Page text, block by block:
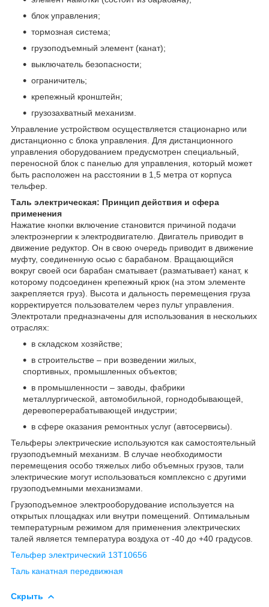
блок управления;
тормозная система;
грузоподъемный элемент (канат);
выключатель безопасности;
ограничитель;
крепежный кронштейн;
грузозахватный механизм.
Управление устройством осуществляется стационарно или
дистанционно с блока управления. Для дистанционного
управления оборудованием предусмотрен специальный,
переносной блок с панелью для управления, который может
быть расположен на расстоянии в 1,5 метра от корпуса
тельфер.
Таль электрическая: Принцип действия и сфера
применения
Нажатие кнопки включение становится причиной подачи
электроэнергии к электродвигателю. Двигатель приводит в
движение редуктор. Он в свою очередь приводит в движение
муфту, соединенную осью с барабаном. Вращающийся
вокруг своей оси барабан сматывает (разматывает) канат, к
которому подсоединен крепежный крюк (на этом элементе
закрепляется груз). Высота и дальность перемещения груза
корректируется пользователем через пульт управления.
Электротали предназначены для использования в нескольких
отраслях:
в складском хозяйстве;
в строительстве – при возведении жилых,
спортивных, промышленных объектов;
в промышленности – заводы, фабрики
металлургической, автомобильной, горнодобывающей,
деревоперерабатывающей индустрии;
в сфере оказания ремонтных услуг (автосервисы).
Тельферы электрические используются как самостоятельный
грузоподъемный механизм. В случае необходимости
перемещения особо тяжелых либо объемных грузов, тали
электрические могут использоваться комплексно с другими
грузоподъемными механизмами.
Грузоподъемное электрооборудование используется на
открытых площадках или внутри помещений. Оптимальным
температурным режимом для применения электрических
талей является температура воздуха от -40 до +40 градусов.
Тельфер электрический 13Т10656
Таль канатная передвижная
Скрыть